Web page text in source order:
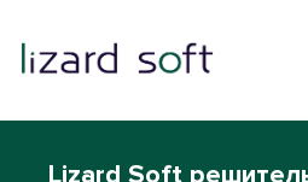
Lizard Soft